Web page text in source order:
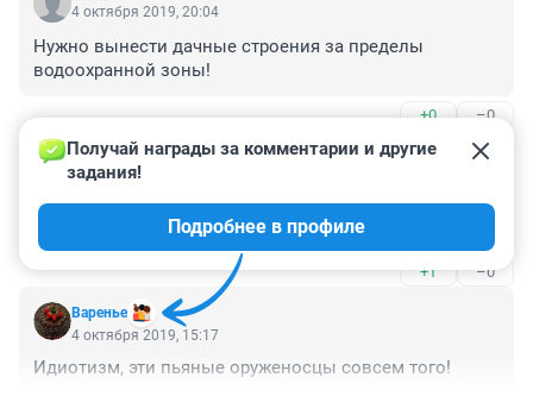
4 октября 2019, 20:04
Нужно вынести дачные строения за пределы
водоохранной зоны!
+0 –0
Гость
4 октября 2019, 17:46
Необходимо запретить охоту вблизи городов. Вернуть
+1 –0
Варенье
Получай награды за комментарии и другие
задания!
Подробнее в профиле
4 октября 2019, 15:17
Идиотизм, эти пьяные оруженосцы совсем того!